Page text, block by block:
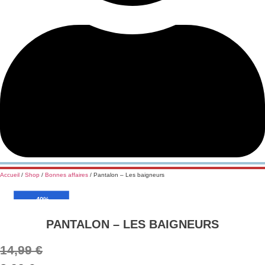
Accueil / Shop / Bonnes affaires / Pantalon – Les baigneurs
-40%
PANTALON – LES BAIGNEURS
14,99€